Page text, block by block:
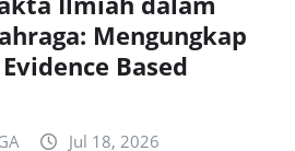
Mengungkap
Based
Jul 18, 2026